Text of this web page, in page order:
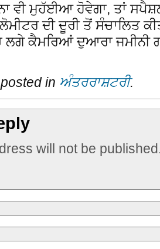
ਵੀ ਮੁਹੱਈਆ ਹੋਵੇਗਾ, ਤਾਂ
ਦੀ ਦੂਰੀ ਤੋਂ ਸੰਚਾਲਿਤ
ਕੈਮਰਿਆਂ ਦੁਆਰਾ ਜਮੀਨੀ
in ਅੰਤਰਰਾਸ਼ਟਰੀ.
will not be